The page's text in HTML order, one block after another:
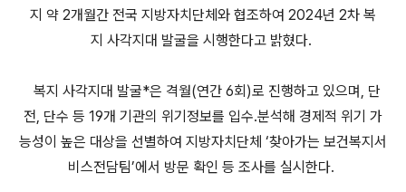
지 약 2개월간 전국 지방자치단체와 협조하여 2024년 2차 복
지 사각지대 발굴을 시행한다고 밝혔다.
복지 사각지대 발굴*은 격월(연간 6회)로 진행하고 있으며, 단
전, 단수 등 19개 기관의 위기정보를 입수․분석해 경제적 위기 가
능성이 높은 대상을 선별하여 지방자치단체 ‘찾아가는 보건복지서
비스전담팀’에서 방문 확인 등 조사를 실시한다.